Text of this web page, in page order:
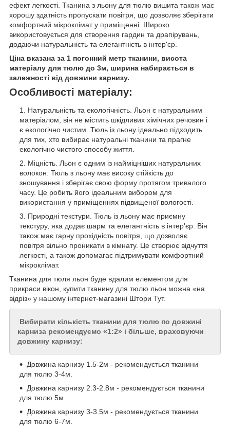
ефект легкості. Тканина з льону для тюлю вишита також має
хорошу здатність пропускати повітря, що дозволяє зберігати
комфортний мікроклімат у приміщенні. Широко
використовується для створення гардин та драпірувань,
додаючи натуральність та елегантність в інтер'єр.
Ціна вказана за 1 погонний метр тканини, висота
матеріалу для тюлю до 3м, ширина набирається в
залежності від довжини карнизу.
Особливості матеріалу:
Натуральність та екологічність. Льон є натуральним
матеріалом, він не містить шкідливих хімічних речовин і
є екологічно чистим. Тюль із льону ідеально підходить
для тих, хто вибирає натуральні тканини та прагне
екологічно чистого способу життя.
Міцність. Льон є одним із найміцніших натуральних
волокон. Тюль з льону має високу стійкість до
зношування і зберігає свою форму протягом тривалого
часу. Це робить його ідеальним вибором для
використання у приміщеннях підвищеної вологості.
Природні текстури. Тюль із льону має приємну
текстуру, яка додає шарм та елегантність в інтер'єр. Він
також має гарну прохідність повітря, що дозволяє
повітря вільно проникати в кімнату. Це створює відчуття
легкості, а також допомагає підтримувати комфортний
мікроклімат.
Тканина для тюля льон буде вдалим елементом для
прикраси вікон, купити тканину для тюлю льон можна «на
відріз» у нашому інтернет-магазині Штори Тут.
Вибирати кількість тканини для тюлю по довжині
карниза рекомендуємо «1:2» і більше, враховуючи
довжину карнизу:
Довжина карнизу 1.5-2м - рекомендується тканини
для тюлю 3-4м.
Довжина карнизу 2.3-2.8м - рекомендується тканини
для тюлю 5м.
Довжина карнизу 3-3.5м - рекомендується тканини
для тюлю 6-7м.